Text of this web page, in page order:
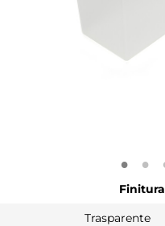
Finitura
Trasparente